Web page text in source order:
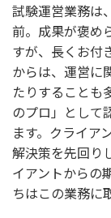
試験運営業務は
前。成果が褒め
すが、長くお付
からは、運営に
たりすることも
のプロ」として
ます。クライア
解決策を先回り
イアントからの
ちはこの業務に